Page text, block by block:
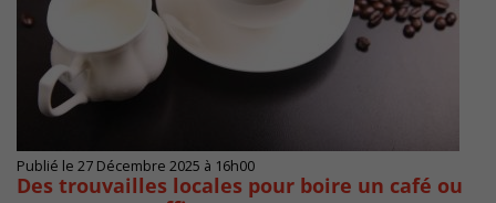
Publié le 27 Décembre 2025 à 16h00
Des trouvailles locales pour boire un café ou